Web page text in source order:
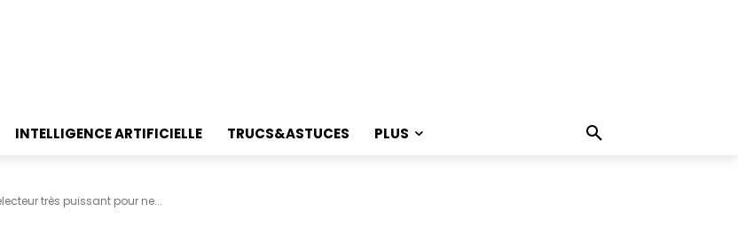
INTELLIGENCE ARTIFICIELLE TRUCS&ASTUCES PLUS
très puissant pour ne...